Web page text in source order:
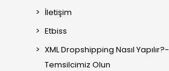
İletişim
Etbiss
XML Dropshipping Nasıl Yapılır?-
Temsilcimiz Olun